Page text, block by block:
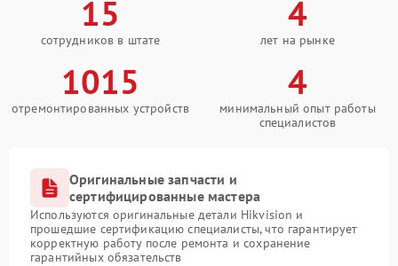
15
сотрудников в штате
4
лет на рынке
1015
отремонтированных устройств
4
минимальный опыт работы
специалистов
Оригинальные запчасти и
сертифицированные мастера
Используются оригинальные детали Hikvision и
прошедшие сертификацию специалисты, что гарантирует
корректную работу после ремонта и сохранение
гарантийных обязательств